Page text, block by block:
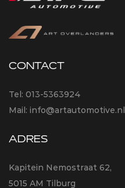
CONTACT
Tel: 013-5363924
Mail: info@artautomotive.nl
ADRES
Kapitein Nemostraat 62,
5015 AM Tilburg